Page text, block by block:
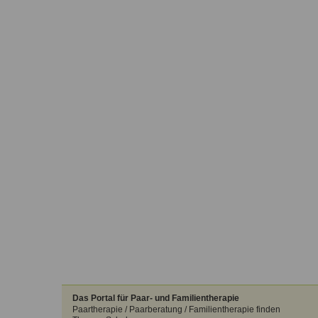
Das Portal für Paar- und Familientherapie
Paartherapie / Paarberatung / Familientherapie finden